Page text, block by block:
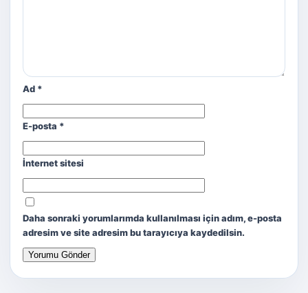
Ad *
E-posta *
İnternet sitesi
Daha sonraki yorumlarımda kullanılması için adım, e-posta
adresim ve site adresim bu tarayıcıya kaydedilsin.